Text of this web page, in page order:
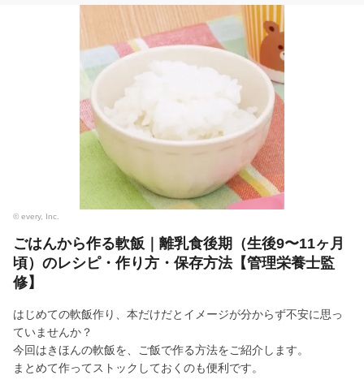
© every, Inc.
ごはんから作る軟飯｜離乳食後期（生後9〜11ヶ月
頃）のレシピ・作り方・保存方法【管理栄養士監
修】
はじめての軟飯作り、本だけだとイメージが分からず不安に思っ
ていませんか？
今回はきほんの軟飯を、ご飯で作る方法をご紹介します。
まとめて作ってストックしておくのも便利です。